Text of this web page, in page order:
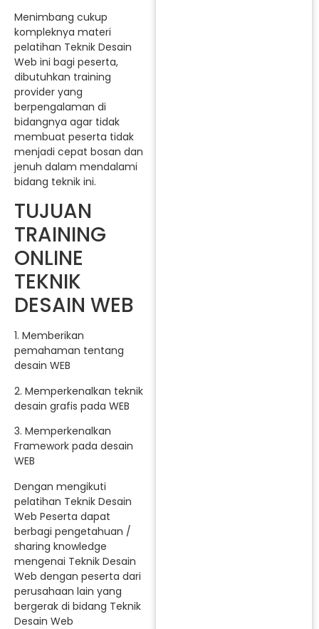
Menimbang cukup
kompleknya materi
pelatihan Teknik Desain
Web ini bagi peserta,
dibutuhkan training
provider yang
berpengalaman di
bidangnya agar tidak
membuat peserta tidak
menjadi cepat bosan dan
jenuh dalam mendalami
bidang teknik ini.
TUJUAN
TRAINING
ONLINE
TEKNIK
DESAIN WEB
1. Memberikan
pemahaman tentang
desain WEB
2. Memperkenalkan teknik
desain grafis pada WEB
3. Memperkenalkan
Framework pada desain
WEB
Dengan mengikuti
pelatihan Teknik Desain
Web Peserta dapat
berbagi pengetahuan /
sharing knowledge
mengenai Teknik Desain
Web dengan peserta dari
perusahaan lain yang
bergerak di bidang Teknik
Desain Web